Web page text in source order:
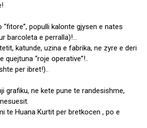
populli kalonte gjysen e nates
barcoleta e perralla)!…
katunde, uzina e fabrika, ne zyre e deri
quejtuna “roje operative”!..
per ibret!)..
grafiku, ne kete pune te randesishme,
te Huana Kurtit per bretkocen , po e